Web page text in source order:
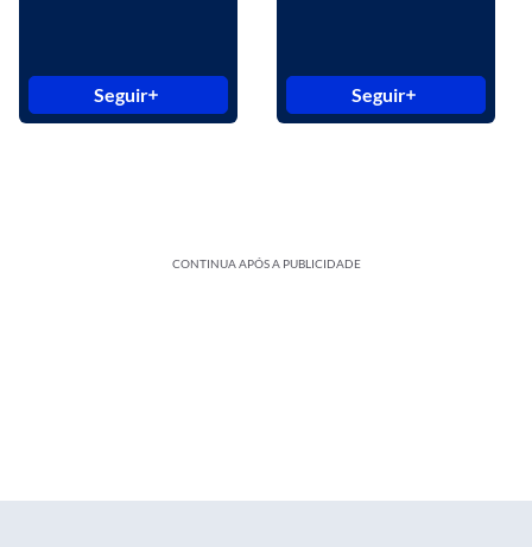
Seguir Seguir
CONTINUA APÓS A PUBLICIDADE